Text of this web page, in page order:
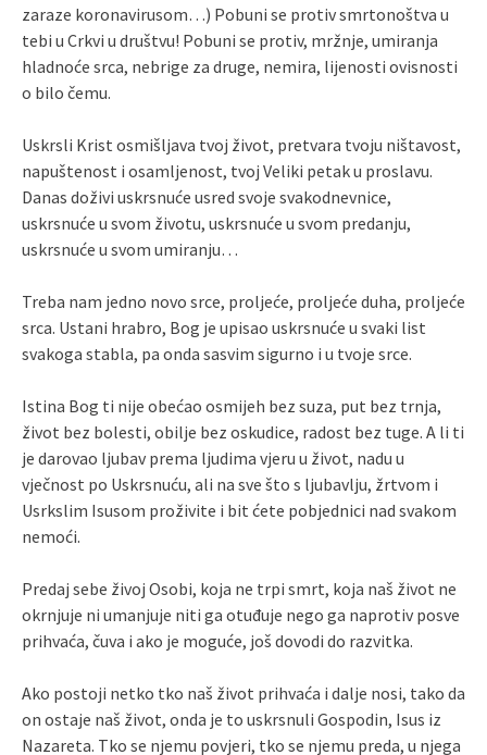
zaraze koronavirusom…) Pobuni se protiv smrtonoštva u
tebi u Crkvi u društvu! Pobuni se protiv, mržnje, umiranja
hladnoće srca, nebrige za druge, nemira, lijenosti ovisnosti
o bilo čemu.
Uskrsli Krist osmišljava tvoj život, pretvara tvoju ništavost,
napuštenost i osamljenost, tvoj Veliki petak u proslavu.
Danas doživi uskrsnuće usred svoje svakodnevnice,
uskrsnuće u svom životu, uskrsnuće u svom predanju,
uskrsnuće u svom umiranju…
Treba nam jedno novo srce, proljeće, proljeće duha, proljeće
srca. Ustani hrabro, Bog je upisao uskrsnuće u svaki list
svakoga stabla, pa onda sasvim sigurno i u tvoje srce.
Istina Bog ti nije obećao osmijeh bez suza, put bez trnja,
život bez bolesti, obilje bez oskudice, radost bez tuge. A li ti
je darovao ljubav prema ljudima vjeru u život, nadu u
vječnost po Uskrsnuću, ali na sve što s ljubavlju, žrtvom i
Usrkslim Isusom proživite i bit ćete pobjednici nad svakom
nemoći.
Predaj sebe živoj Osobi, koja ne trpi smrt, koja naš život ne
okrnjuje ni umanjuje niti ga otuđuje nego ga naprotiv posve
prihvaća, čuva i ako je moguće, još dovodi do razvitka.
Ako postoji netko tko naš život prihvaća i dalje nosi, tako da
on ostaje naš život, onda je to uskrsnuli Gospodin, Isus iz
Nazareta. Tko se njemu povjeri, tko se njemu preda, u njega